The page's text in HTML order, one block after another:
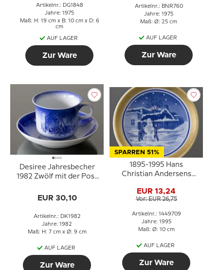
Artikelnr.: DG1848
Jahre: 1975
Maß: H: 19 cm x B: 10 cm x D: 6
cm
AUF LAGER
Zur Ware
Artikelnr.: BNR760
Jahre: 1975
Maß: Ø: 25 cm
AUF LAGER
Zur Ware
Desiree Jahresbecher
1982 Zwölf mit der Post
EUR 30,10
Artikelnr.: DK1982
Jahre: 1982
Maß: H: 7 cm x Ø: 9 cm
AUF LAGER
Zur Ware
SPARREN 51%
1895-1995 Hans
Christian Andersens
Jahresplakette Nr.7
EUR 13,24
Vor: EUR 26,75
Artikelnr.: 1449709
Jahre: 1995
Maß: Ø: 10 cm
AUF LAGER
Zur Ware